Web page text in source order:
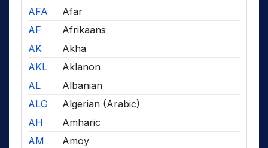
AFA
Afar
AF
Afrikaans
AK
Akha
AKL
Aklanon
AL
Albanian
ALG
Algerian (Arabic)
AH
Amharic
AM
Amoy